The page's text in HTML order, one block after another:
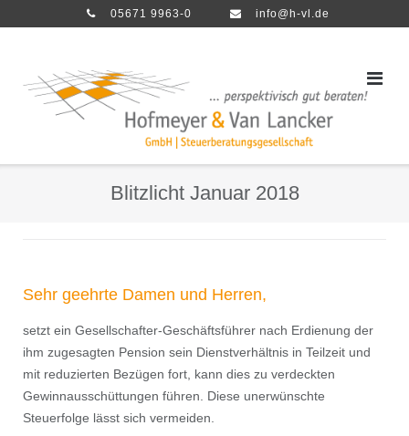
05671 9963-0 info@h-vl.de
Blitzlicht Januar 2018
Sehr geehrte Damen und Herren,
setzt ein Gesellschafter-Geschäftsführer nach Erdienung der
ihm zugesagten Pension sein Dienstverhältnis in Teilzeit und
mit reduzierten Bezügen fort, kann dies zu verdeckten
Gewinnausschüttungen führen. Diese unerwünschte
Steuerfolge lässt sich vermeiden.